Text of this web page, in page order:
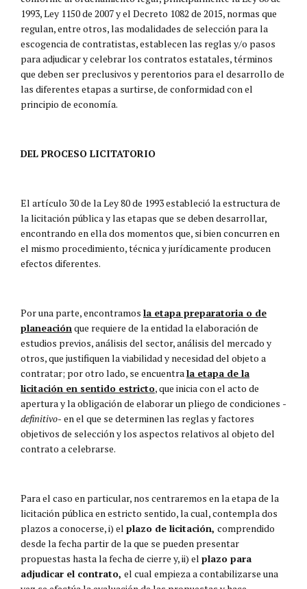
1993, Ley 1150 de 2007 y el Decreto 1082 de 2015, normas que
regulan, entre otros, las modalidades de selección para la
escogencia de contratistas, establecen las reglas y/o pasos
para adjudicar y celebrar los contratos estatales, términos
que deben ser preclusivos y perentorios para el desarrollo de
las diferentes etapas a surtirse, de conformidad con el
principio de economía.
DEL PROCESO LICITATORIO
El artículo 30 de la Ley 80 de 1993 estableció la estructura de
la licitación pública y las etapas que se deben desarrollar,
encontrando en ella dos momentos que, si bien concurren en
el mismo procedimiento, técnica y jurídicamente producen
efectos diferentes.
Por una parte, encontramos la etapa preparatoria o de
planeaciónque requiere de la entidad la elaboración de
estudios previos, análisis del sector, análisis del mercado y
otros, que justifiquen la viabilidad y necesidad del objeto a
contratar; por otro lado, se encuentrala etapa de la
licitación en sentido estricto, que inicia con el acto de
apertura y la obligación de elaborar un pliego de condiciones -
definitivo- en el que se determinen las reglas y factores
objetivos de selección y los aspectos relativos al objeto del
contrato a celebrarse.
Para el caso en particular, nos centraremos en la etapa de la
licitación pública en estricto sentido, la cual, contempla dos
plazos a conocerse, i) el plazo de licitación, comprendido
desde la fecha partir de la que se pueden presentar
propuestas hasta la fecha de cierre y, ii) el plazo para
adjudicar el contrato, el cual empieza a contabilizarse una